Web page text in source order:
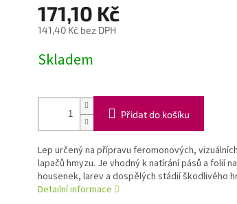
171,10 Kč
141,40 Kč bez DPH
cena:
Skladem
Přidat do košíku
Lep určený na přípravu feromonových,
lapačů hmyzu. Je vhodný k natírání pásů a folií
housenek, larev a dospělých stádií škodlivého
Detailní informace